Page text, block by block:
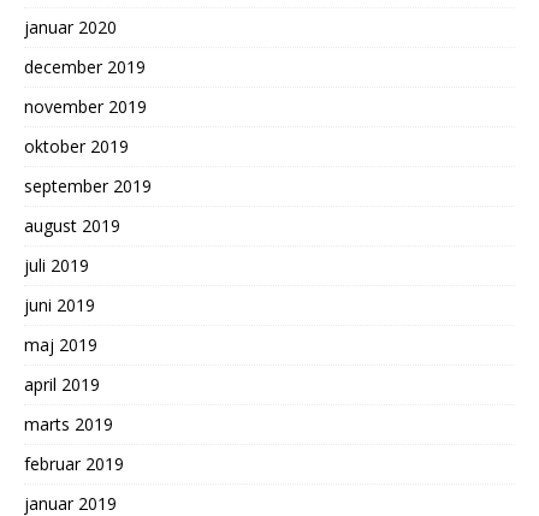
januar 2020
december 2019
november 2019
oktober 2019
september 2019
august 2019
juli 2019
juni 2019
maj 2019
april 2019
marts 2019
februar 2019
januar 2019